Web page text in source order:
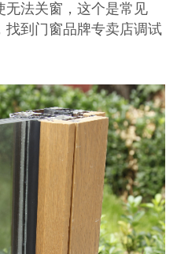
无法关窗，这个是常见
找到门窗品牌专卖店调试